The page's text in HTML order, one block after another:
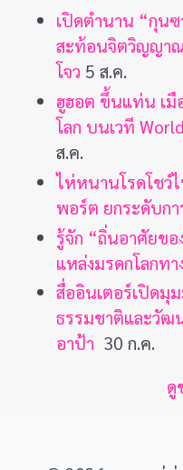
เปิดตำนาน “กุน
สะท้อนจิตวิญญา
โจว 5 ส.ค.
ฮูฮอต ขึ้นแท่น เมื
โลก บนเวที
ส.ค.
ไห่หนานโรดโชว์
พอร์ต ยกระดับกา
รู้จัก “ถิ่นอาศัยข
แหล่งมรดกโลกท
สื่ออินเตอร์เปิดมุ
ธรรมชาติและวัฒ
อาป้า 30 ก.ค.
ดู